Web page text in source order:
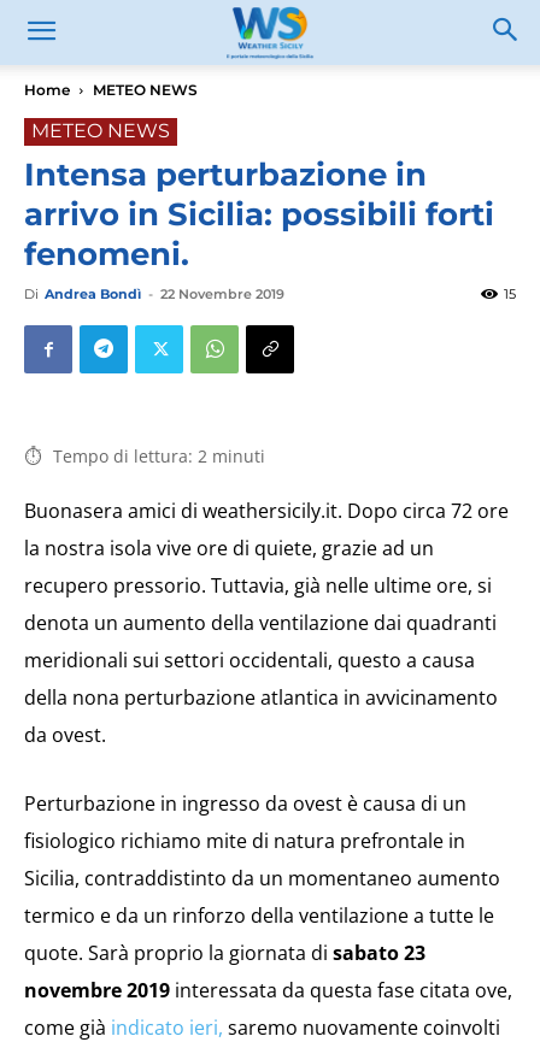
Home METEO NEWS
METEO NEWS
Intensa perturbazione in
arrivo in Sicilia: possibili forti
fenomeni.
Di Andrea Bondì - 22 Novembre 2019 15
Tempo di lettura: 2 minuti
Buonasera amici di weathersicily.it. Dopo circa 72 ore
la nostra isola vive ore di quiete, grazie ad un
recupero pressorio. Tuttavia, già nelle ultime ore, si
denota un aumento della ventilazione dai quadranti
meridionali sui settori occidentali, questo a causa
della nona perturbazione atlantica in avvicinamento
da ovest.
Perturbazione in ingresso da ovest è causa di un
fisiologico richiamo mite di natura prefrontale in
Sicilia, contraddistinto da un momentaneo aumento
termico e da un rinforzo della ventilazione a tutte le
quote. Sarà proprio la giornata di sabato 23
novembre 2019 interessata da questa fase citata ove,
come già indicato ieri, saremo nuovamente coinvolti